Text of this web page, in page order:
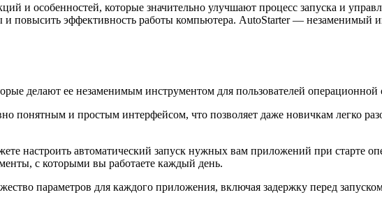
и особенностей, которые значительно улучшают процесс запуска и
и повысить эффективность работы компьютера. AutoStarter — незаменимый
делают ее незаменимым инструментом для пользователей
понятным и простым интерфейсом, что позволяет даже новичкам легко
настроить автоматический запуск нужных вам приложений при старте
с которыми вы работаете каждый день.
параметров для каждого приложения, включая задержку перед